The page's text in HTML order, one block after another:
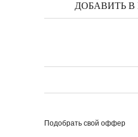
ДОБАВИТЬ В
Подобрать свой оффер